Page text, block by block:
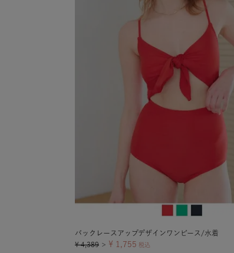
バックレースアップデザインワンピース/水着
¥ 4,389 ＞ ¥ 1,755 税込